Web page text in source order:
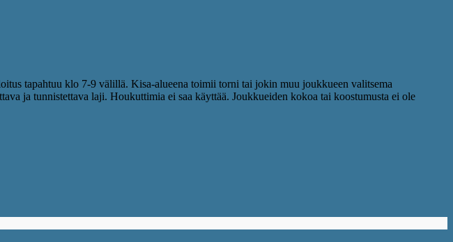
tapahtuu klo 7-9 välillä. Kisa-alueena toimii torni tai jokin muu joukkueen valitsema
ja tunnistettava laji. Houkuttimia ei saa käyttää. Joukkueiden kokoa tai koostumusta ei ole